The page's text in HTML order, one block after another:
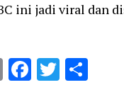
ini jadi viral dan
EmailFacebook
Twitter